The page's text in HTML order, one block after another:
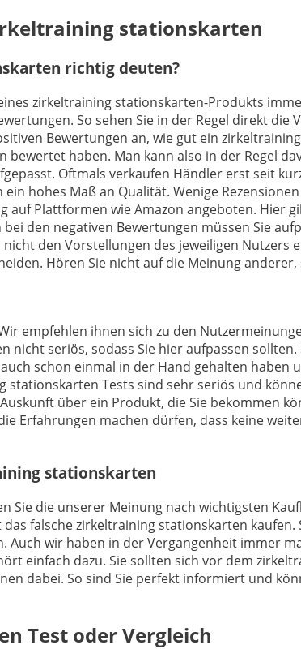
stationskarten
richtig deuten?
zirkeltraining stationskarten-Produkts
So sehen Sie in der Regel direkt
Bewertungen an, wie gut ein
haben. Man kann also in der Regel
Oftmals verkaufen Händler erst seit
hohes Maß an Qualität. Wenige
Plattformen wie Amazon angeboten. Hier
den negativen Bewertungen müssen Sie
den Vorstellungen des jeweiligen Nutzers
Hören Sie nicht auf die Meinung
empfehlen ihnen sich zu den
seriös, sodass Sie hier aufpassen
schon einmal in der Hand gehalten haben
Tests sind sehr seriös und
über ein Produkt, die Sie bekommen
Erfahrungen machen dürfen, dass keine
stationskarten
Sie die unserer Meinung nach wichtigsten
falsche zirkeltraining stationskarten kaufen.
wir haben in der Vergangenheit immer
einfach dazu. Sie sollten sich vor dem
dabei. So sind Sie perfekt informiert und
Test oder Vergleich